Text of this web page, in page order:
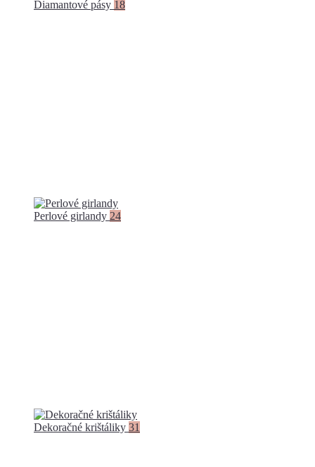
Diamantové pásy 18
Perlové girlandy 24
Dekoračné krištáliky 31